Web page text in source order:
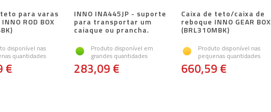
teto para varas
ROD BOX
disponível nas
quantidades
€
INNO INA445JP - suporte
para transportar um
caiaque ou prancha.
Produto disponível em
grandes quantidades
283,09 €
Caixa de teto/caixa de
reboque INNO GEAR BOX
(BRL310MBK)
Produto disponível nas
pequenas quantidades
660,59 €